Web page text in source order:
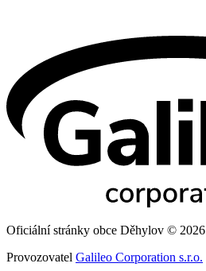
Oficiální stránky obce Děhylov © 2026
Provozovatel Galileo Corporation s.r.o.